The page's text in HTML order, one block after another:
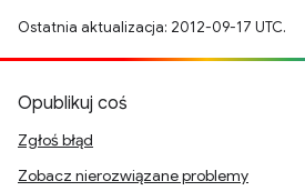
Ostatnia aktualizacja: 2012-09-17 UTC.
Opublikuj coś
Zgłoś błąd
Zobacz nierozwiązane problemy